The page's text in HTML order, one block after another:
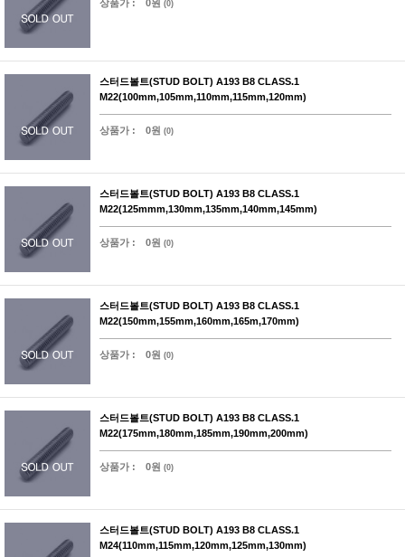
상품가 : 0원 (0)
스터드볼트(STUD BOLT) A193 B8 CLASS.1
M22(100mm,105mm,110mm,115mm,120mm)
상품가 : 0원 (0)
스터드볼트(STUD BOLT) A193 B8 CLASS.1
M22(125mmm,130mm,135mm,140mm,145mm)
상품가 : 0원 (0)
스터드볼트(STUD BOLT) A193 B8 CLASS.1
M22(150mm,155mm,160mm,165m,170mm)
상품가 : 0원 (0)
스터드볼트(STUD BOLT) A193 B8 CLASS.1
M22(175mm,180mm,185mm,190mm,200mm)
상품가 : 0원 (0)
스터드볼트(STUD BOLT) A193 B8 CLASS.1
M24(110mm,115mm,120mm,125mm,130mm)